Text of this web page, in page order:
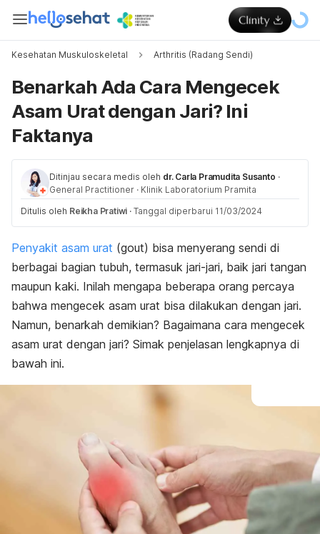
Kesehatan Muskuloskeletal Arthritis (Radang Sendi)
Benarkah Ada Cara Mengecek
Asam Urat dengan Jari? Ini
Faktanya
Ditinjau secara medis oleh dr. Carla Pramudita Susanto ·
General Practitioner · Klinik Laboratorium Pramita
Ditulis oleh Reikha Pratiwi · Tanggal diperbarui 11/03/2024
Penyakit asam urat (gout) bisa menyerang sendi di
berbagai bagian tubuh, termasuk jari-jari, baik jari tangan
maupun kaki. Inilah mengapa beberapa orang percaya
bahwa mengecek asam urat bisa dilakukan dengan jari.
Namun, benarkah demikian? Bagaimana cara mengecek
asam urat dengan jari? Simak penjelasan lengkapnya di
bawah ini.